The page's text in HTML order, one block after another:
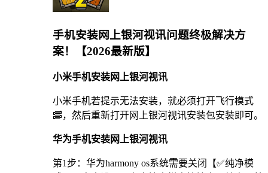
手机安装网上银河视讯问题终极解决方
案！【2026最新版】
小米手机安装网上银河视讯
小米手机若提示无法安装，就必须打开飞行模式
🥓，然后重新打开网上银河视讯安装包安装即可。
华为手机安装网上银河视讯
第1步：华为harmony os系统需要关闭【✅纯净模